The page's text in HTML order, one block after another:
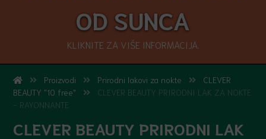
OD SUNCA
KLIKNITE ZA VIŠE INFORMACIJA.
Proizvodi Prirodni lakovi za nokte
CLEVER
BEAUTY "10 free"
CLEVER BEAUTY PRIRODNI LAK ZA NOKTE
- RAYONNANTE
CLEVER BEAUTY PRIRODNI LAK